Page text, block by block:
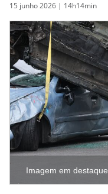
15 junho 2026 | 14h14min
Imagem em destaque